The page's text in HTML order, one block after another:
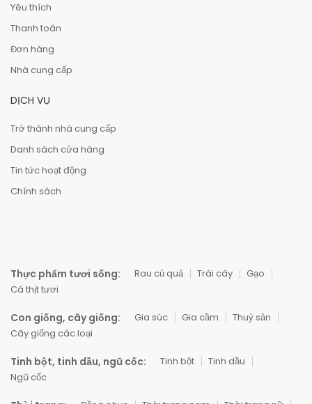
Yêu thích
Thanh toán
Đơn hàng
Nhà cung cấp
DỊCH VỤ
Trở thành nhà cung cấp
Danh sách cửa hàng
Tin tức hoạt động
Chính sách
Thực phẩm tươi sống: Rau củ quả Trái cây
Gạo
Cá thịt tươi
Con giống, cây giống: Gia súc Gia cầm
Thuỷ sản
Cây giống các loại
Tinh bột, tinh dầu, ngũ cốc: Tinh bột
Tinh dầu
Ngũ cốc